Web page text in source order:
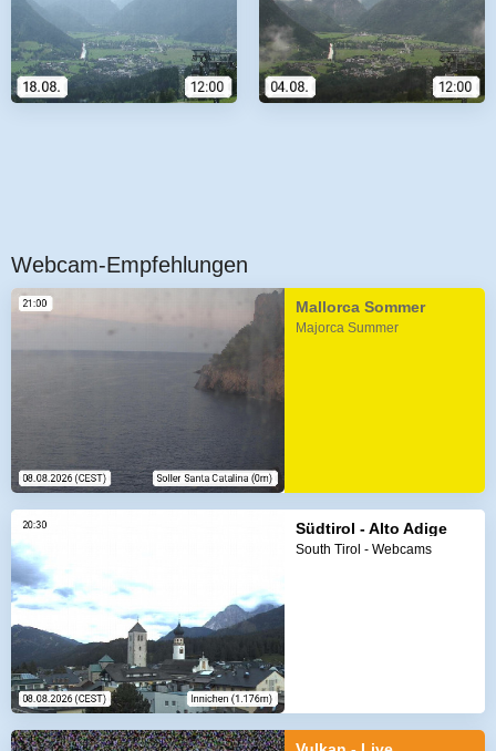
Webcam-Empfehlungen
Mallorca Sommer
Majorca Summer
Südtirol - Alto Adige
South Tirol - Webcams